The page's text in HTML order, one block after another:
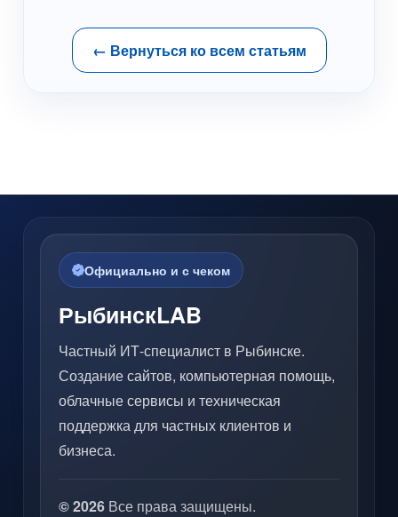
← Вернуться ко всем статьям
Официально и с чеком
РыбинскLAB
Частный ИТ-специалист в Рыбинске.
Создание сайтов, компьютерная помощь,
облачные сервисы и техническая
поддержка для частных клиентов и
бизнеса.
© 2026 Все права защищены.